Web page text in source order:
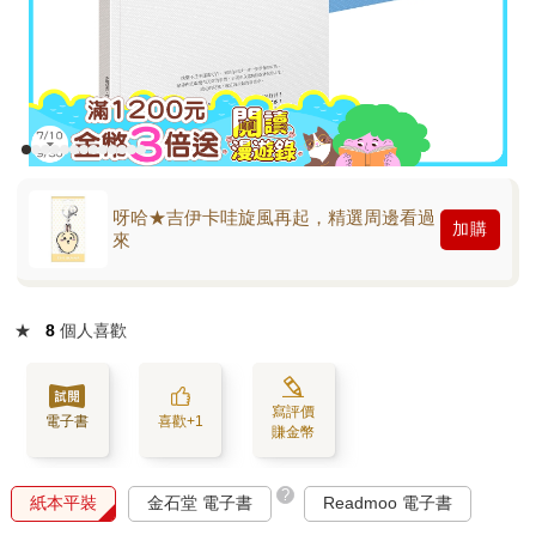
呀哈★吉伊卡哇旋風再起，精選周邊看過
來
加購
★ 8 個人喜歡
電子書 喜歡+1
寫評價
賺金幣
紙本平裝 金石堂 電子書 ? Readmoo 電子書